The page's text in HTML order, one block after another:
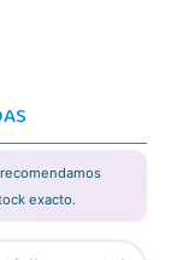
exacto.